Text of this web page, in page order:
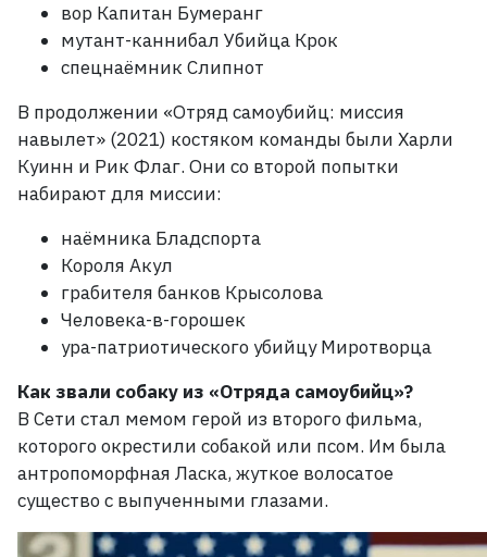
вор Капитан Бумеранг
мутант-каннибал Убийца Крок
спецнаёмник Слипнот
В продолжении «Отряд самоубийц: миссия
навылет» (2021) костяком команды были Харли
Куинн и Рик Флаг. Они со второй попытки
набирают для миссии:
наёмника Бладспорта
Короля Акул
грабителя банков Крысолова
Человека-в-горошек
ура-патриотического убийцу Миротворца
Как звали собаку из «Отряда самоубийц»?
В Сети стал мемом герой из второго фильма,
которого окрестили собакой или псом. Им была
антропоморфная Ласка, жуткое волосатое
существо с выпученными глазами.